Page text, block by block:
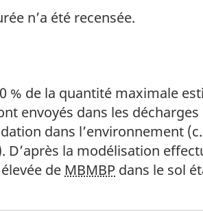
n’a été recensée.
de bas de page
de bas de page
% de la quantité maximale
envoyés dans les
dans l’environnement
la modélisation
de MBMBP dans le sol
de bas de page